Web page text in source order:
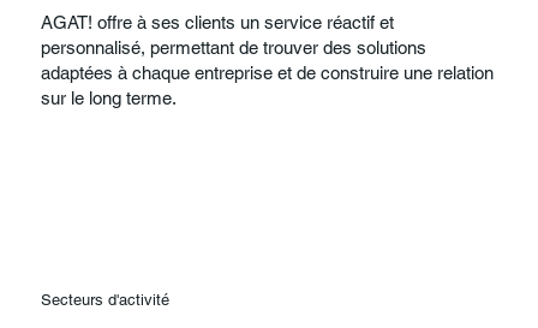
AGAT! offre à ses clients un service réactif et
personnalisé, permettant de trouver des solutions
adaptées à chaque entreprise et de construire une relation
sur le long terme.
Secteurs d'activité